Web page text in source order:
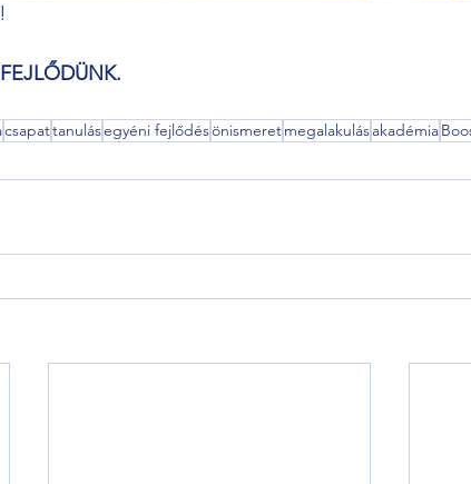
csapattanulásegyéni fejlődésönismeretmegalakulásakadémia